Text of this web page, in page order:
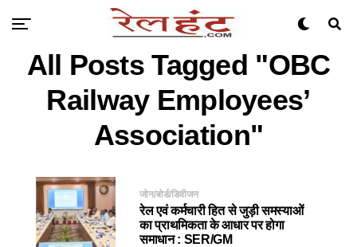
All Posts Tagged "OBC
Railway Employees’
Association"
जोन/बोर्ड/डिवीजन
रेल एवं कर्मचारी हित से जुड़ी समस्याओं
का प्राथमिकता के आधार पर होगा
समाधान : SER/GM